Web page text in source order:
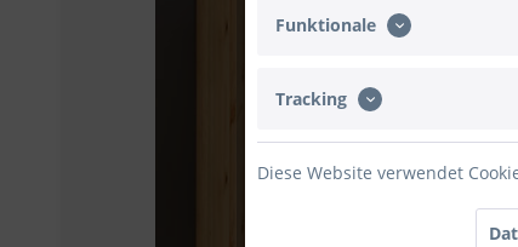
Funktionale
Tracking
Diese Website verwendet